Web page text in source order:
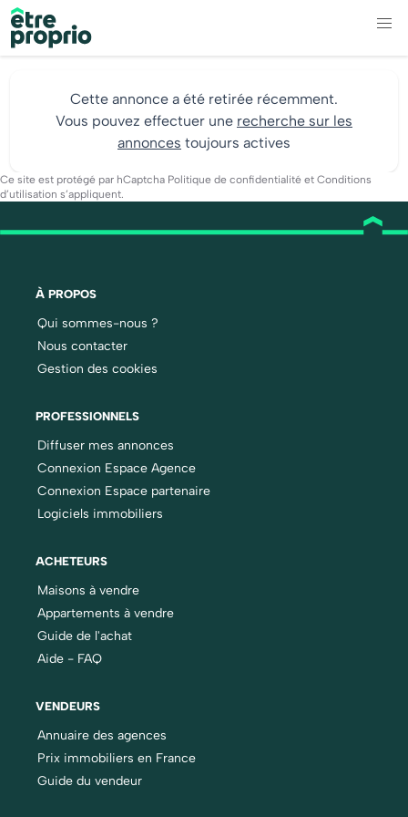
Cette annonce a été retirée récemment.
Vous pouvez effectuer une recherche sur les
annonces toujours actives
Ce site est protégé par hCaptcha Politique de confidentialité et Conditions
d’utilisation s’appliquent.
À PROPOS
Qui sommes-nous ?
Nous contacter
Gestion des cookies
PROFESSIONNELS
Diffuser mes annonces
Connexion Espace Agence
Connexion Espace partenaire
Logiciels immobiliers
ACHETEURS
Maisons à vendre
Appartements à vendre
Guide de l'achat
Aide - FAQ
VENDEURS
Annuaire des agences
Prix immobiliers en France
Guide du vendeur